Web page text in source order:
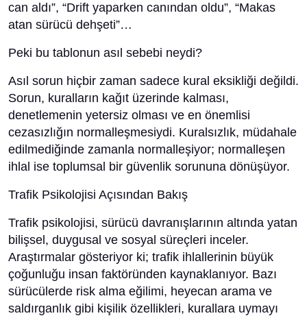
can aldı”, “Drift yaparken canından oldu”, “Makas
atan sürücü dehşeti”…
Peki bu tablonun asıl sebebi neydi?
Asıl sorun hiçbir zaman sadece kural eksikliği değildi.
Sorun, kuralların kağıt üzerinde kalması,
denetlemenin yetersiz olması ve en önemlisi
cezasızlığın normalleşmesiydi. Kuralsızlık, müdahale
edilmediğinde zamanla normalleşiyor; normalleşen
ihlal ise toplumsal bir güvenlik sorununa dönüşüyor.
Trafik Psikolojisi Açısından Bakış
Trafik psikolojisi, sürücü davranışlarının altında yatan
bilişsel, duygusal ve sosyal süreçleri inceler.
Araştırmalar gösteriyor ki; trafik ihlallerinin büyük
çoğunluğu insan faktöründen kaynaklanıyor. Bazı
sürücülerde risk alma eğilimi, heyecan arama ve
saldırganlık gibi kişilik özellikleri, kurallara uymayı